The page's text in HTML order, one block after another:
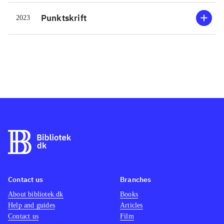
farverige jødiske familie og alle dens
personer. Koppel beskæftiger sig med
temaer som pligt, ansvar, krig og
Forladtheden
Elisabeth Åsbrink og En engel bag
Elisabeth Åsbrink og
af Sally
Altschuler har også begge store
2023 Punktskrift
Contact us
About bibliotek.dk
Help and guides
Contact us
Branches
Books
Articles
Film